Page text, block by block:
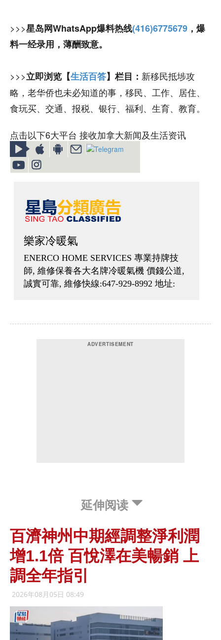
>>>星岛网WhatsApp爆料热线(416)6775679 ，爆
料一经录用，薄酬致意。
>>>立即浏览【生活百答】栏目： 新移民抵埗攻
略，老华侨也未必知道的事，移民、工作、居住、
食玩买、交通、报税、银行、福利、生育、教育。
点击以下6大平台 接收加拿大新闻及生活资讯
延伸阅读
百濟神州中期經調整淨利潤
增1.1倍 百悅澤在美暢銷 上
調全年指引
2026年08月05日 08:49